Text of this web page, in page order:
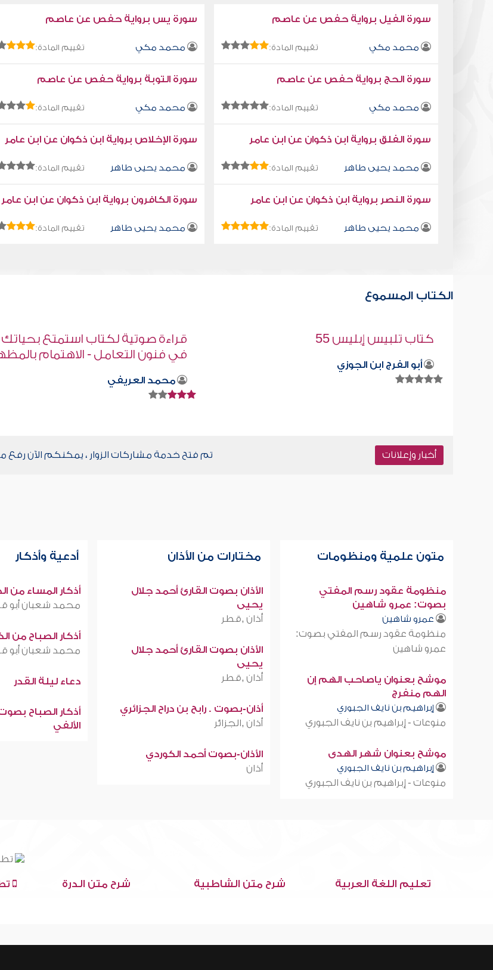
سورة الفيل برواية حفص عن عاصم
محمد مكي تقييم المادة:
سورة يس برواية حفص عن عاصم
محمد مكي تقييم المادة:
سورة الحج برواية حفص عن عاصم
محمد مكي تقييم المادة:
سورة التوبة برواية حفص عن عاصم
محمد مكي تقييم المادة:
سورة الفلق برواية ابن ذكوان عن ابن عامر
محمد يحيى طاهر تقييم المادة:
سورة الإخلاص برواية ابن ذكوان عن ابن عامر
محمد يحيى طاهر تقييم المادة:
سورة النصر برواية ابن ذكوان عن ابن عامر
محمد يحيى طاهر تقييم المادة:
سورة الكافرون برواية ابن ذكوان عن ابن عامر
محمد يحيى طاهر تقييم المادة:
الكتاب المسموع
قراءة صوتية لكتاب استمتع بحياتك " كتاب
محمد العريفي
الكون يسبح لله
صابر دياب
أخبار وإعلانات تم فتح خدمة مشاركات الزوار ، يمكنكم الآن رفع
متون علمية ومنظومات
منظومة عقود رسم المفتي
بصوت: عمرو شاهين
عمرو شاهين
منظومة عقود رسم المفتي بصوت:
عمرو شاهين
موشح بعنوان ياصاحب الهم إن
الهم منفرج
إبراهيم بن نايف الجبوري
منوعات - إبراهيم بن نايف الجبوري
موشح بعنوان شهر الهدى
إبراهيم بن نايف الجبوري
منوعات - إبراهيم بن نايف الجبوري
مختارات من الأذان
الأذان بصوت القارئ أحمد جلال
يحيى
أذان ,قطر
الأذان بصوت القارئ أحمد جلال
يحيى
أذان ,قطر
أذان-بصوت . رابح بن دراح الجزائري
أذان ,الجزائر
الأذان-بصوت أحمد الكوردي
أذان
أدعية وأذكار
أذكار المساء من
محمد شعبان أبو
أذكار الصباح من
محمد شعبان أبو
دعاء ليلة القدر
أذكار الصباح
الألفي
تعليم اللغة العربية شرح متن الشاطبية شرح متن الدرة